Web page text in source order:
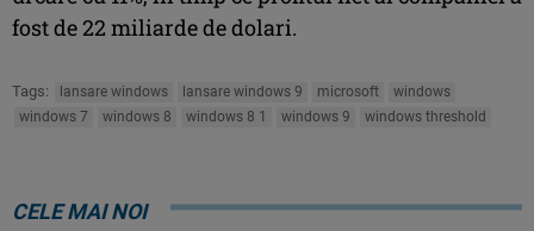
fost de 22 miliarde de dolari.
Tags: lansare windows lansare windows 9 microsoft
windows
windows 7
windows 8 windows 8 1 windows 9 windows threshold
CELE MAI NOI